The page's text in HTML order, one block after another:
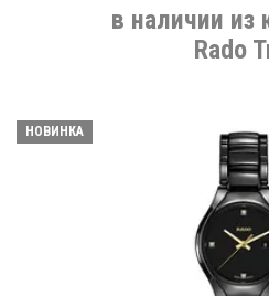
в наличии из
Rado
НОВИНКА